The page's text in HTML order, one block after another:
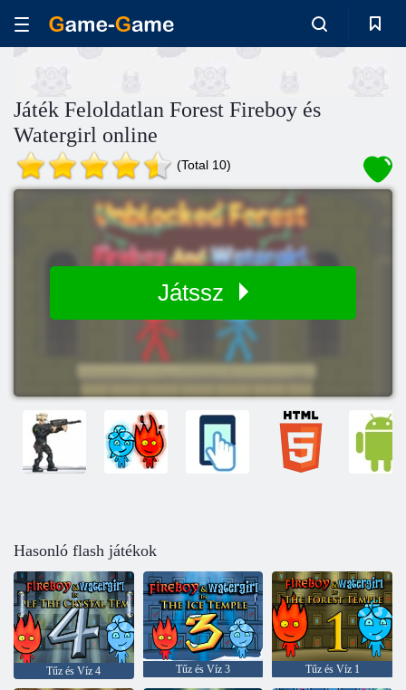
Játék Feloldatlan Forest Fireboy és
Watergirl online
(Total 10)
Játssz
Hasonló flash játékok
Tűz és Víz 4 Tűz és Víz 3 Tűz és Víz 1